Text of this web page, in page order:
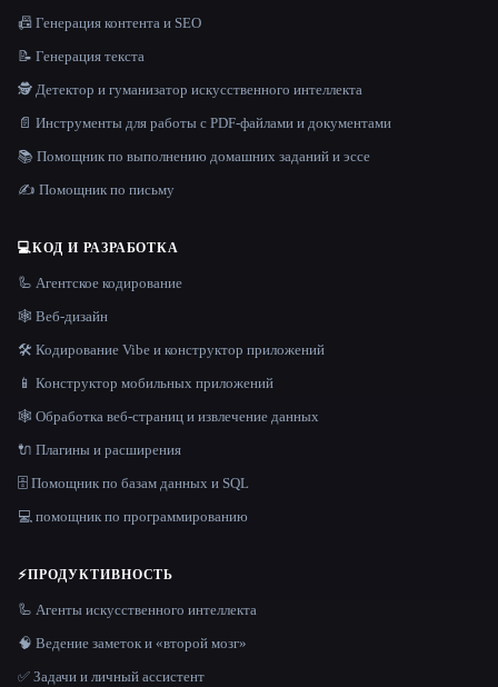
📠 Генерация контента и SEO
📝 Генерация текста
🕵️ Детектор и гуманизатор искусственного интеллекта
📄 Инструменты для работы с PDF-файлами и документами
📚 Помощник по выполнению домашних заданий и эссе
✍️ Помощник по письму
💻КОД И РАЗРАБОТКА
🦾 Агентское кодирование
🕸 Веб-дизайн
🛠️ Кодирование Vibe и конструктор приложений
📱 Конструктор мобильных приложений
🕸️ Обработка веб-страниц и извлечение данных
🔌 Плагины и расширения
🗄️ Помощник по базам данных и SQL
💻 помощник по программированию
⚡ПРОДУКТИВНОСТЬ
🦾 Агенты искусственного интеллекта
🧠 Ведение заметок и «второй мозг»
✅ Задачи и личный ассистент